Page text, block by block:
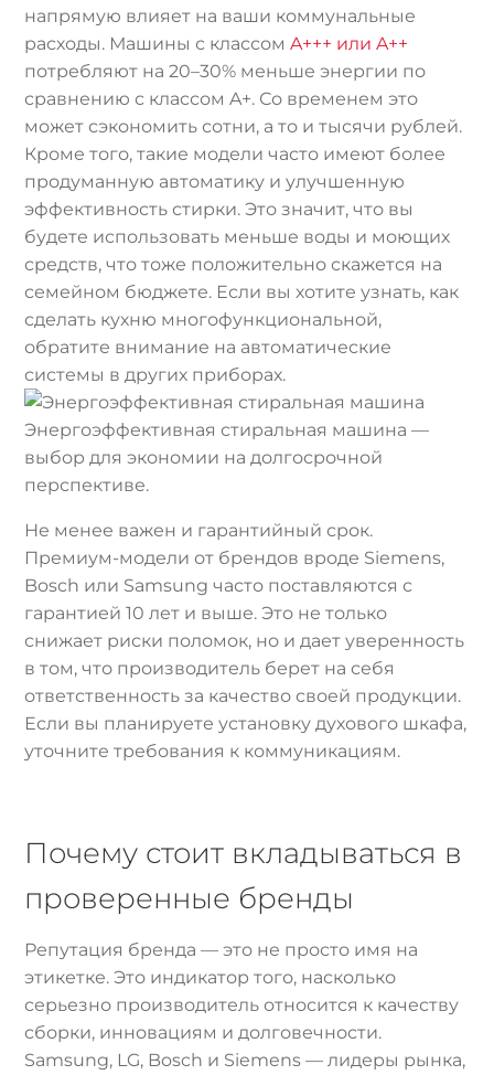
напрямую влияет на ваши коммунальные
расходы. Машины с классомA+++ или A++
потребляют на 20–30% меньше энергии по
сравнению с классом A+. Со временем это
может сэкономить сотни, а то и тысячи рублей.
Кроме того, такие модели часто имеют более
продуманную автоматику и улучшенную
эффективность стирки. Это значит, что вы
будете использовать меньше воды и моющих
средств, что тоже положительно скажется на
семейном бюджете. Если вы хотите узнать, как
сделать кухню многофункциональной,
обратите внимание на автоматические
системы в других приборах.
Энергоэффективная стиральная машина —
выбор для экономии на долгосрочной
перспективе.
Не менее важен и гарантийный срок.
Премиум-модели от брендов вроде Siemens,
Bosch или Samsung часто поставляются с
гарантией 10 лет и выше. Это не только
снижает риски поломок, но и дает уверенность
в том, что производитель берет на себя
ответственность за качество своей продукции.
Если вы планируете установку духового шкафа,
уточните требования к коммуникациям.
Почему стоит вкладываться в
проверенные бренды
Репутация бренда — это не просто имя на
этикетке. Это индикатор того, насколько
серьезно производитель относится к качеству
сборки, инновациям и долговечности.
Samsung, LG, Bosch и Siemens — лидеры рынка,